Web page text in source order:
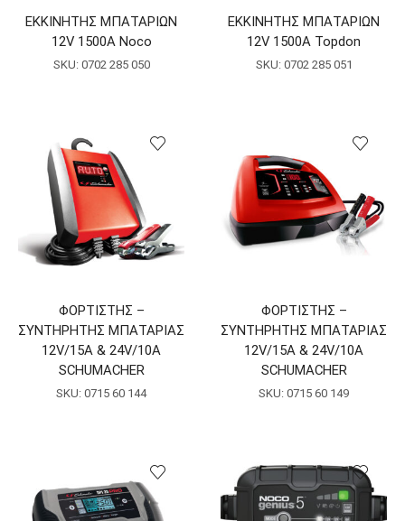
ΕΚΚΙΝΗΤΗΣ ΜΠΑΤΑΡΙΩΝ
12V 1500A Noco
SKU: 0702 285 050
ΕΚΚΙΝΗΤΗΣ ΜΠΑΤΑΡΙΩΝ
12V 1500A Topdon
SKU: 0702 285 051
ΦΟΡΤΙΣΤΗΣ –
ΣΥΝΤΗΡΗΤΗΣ ΜΠΑΤΑΡΙΑΣ
12V/15A & 24V/10A
SCHUMACHER
SKU: 0715 60 144
ΦΟΡΤΙΣΤΗΣ –
ΣΥΝΤΗΡΗΤΗΣ ΜΠΑΤΑΡΙΑΣ
12V/15A & 24V/10A
SCHUMACHER
SKU: 0715 60 149